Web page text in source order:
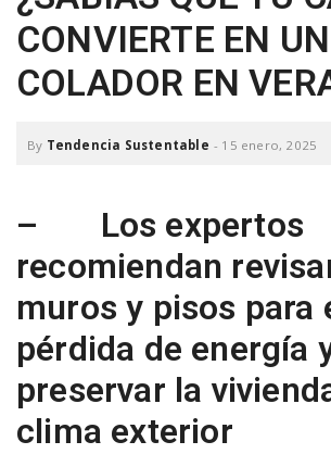
a
v
i
g
t
CONVIERTE EN UN
COLADOR EN
By Tendencia Sustentable - 15 enero, 2025
– Los expertos
recomiendan
muros y pisos para
pérdida de energía
preservar la
clima exterior